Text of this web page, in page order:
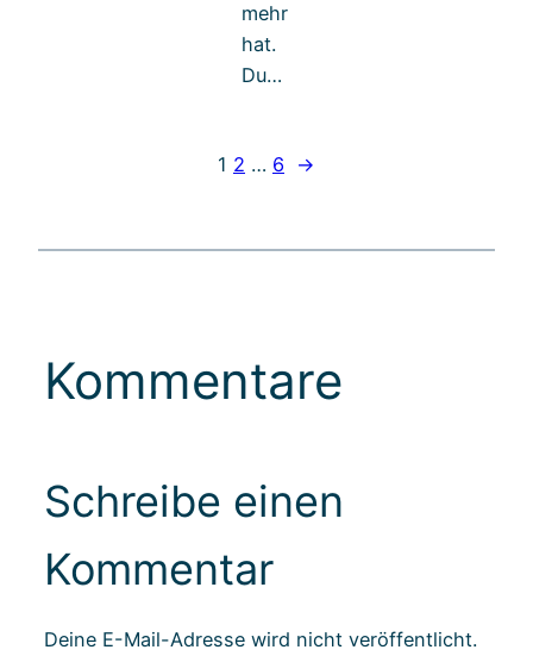
mehr
hat.
Du…
1 2 … 6 →
Kommentare
Schreibe einen
Kommentar
Deine E-Mail-Adresse wird nicht veröffentlicht.